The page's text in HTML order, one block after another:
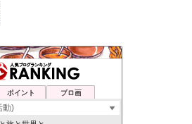
ポイント ブロ画